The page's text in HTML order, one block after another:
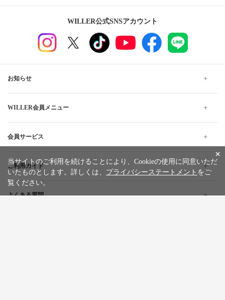
WILLER公式SNSアカウント
お知らせ
WILLER会員メニュー
会員サービス
ご利用ガイド
よくある質問
×
当サイトのご利用を続けることにより、Cookieの使用に同意いただ
いたものとします。詳しくは、 プライバシーステートメント をご
覧ください。